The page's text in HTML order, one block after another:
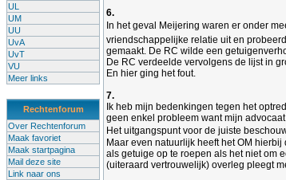
UL
UM
UU
UvA
UvT
VU
Meer links
Rechtenforum
Over Rechtenforum
Maak favoriet
Maak startpagina
Mail deze site
Link naar ons
6.
In het geval Meijering waren er onder
vriendschappelijke relatie uit en
gemaakt. De RC wilde een
De RC verdeelde vervolgens de lijst in
En hier ging het fout.
7.
Ik heb mijn bedenkingen tegen het
geen enkel probleem want mijn
Het uitgangspunt voor de juiste
Maar even natuurlijk heeft het OM
als getuige op te roepen als het niet om
(uiteraard vertrouwelijk) overleg pleegt